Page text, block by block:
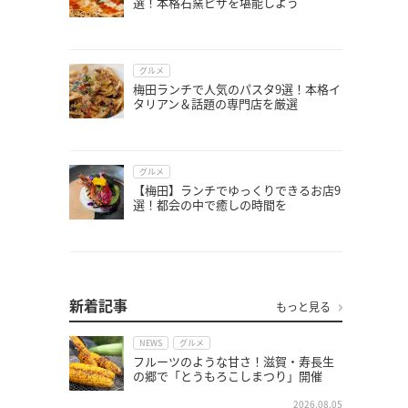
グルメ
梅田ランチで人気のパスタ9選！本格イ
タリアン＆話題の専門店を厳選
グルメ
【梅田】ランチでゆっくりできるお店9
選！都会の中で癒しの時間を
新着記事 もっと見る
NEWS グルメ
フルーツのような甘さ！滋賀・寿長生
の郷で「とうもろこしまつり」開催
2026.08.05